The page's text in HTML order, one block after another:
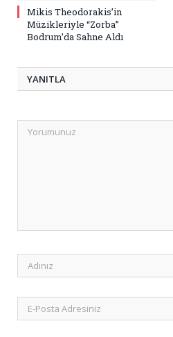
Mikis Theodorakis’in
Müzikleriyle “Zorba”
Bodrum’da Sahne Aldı
YANITLA